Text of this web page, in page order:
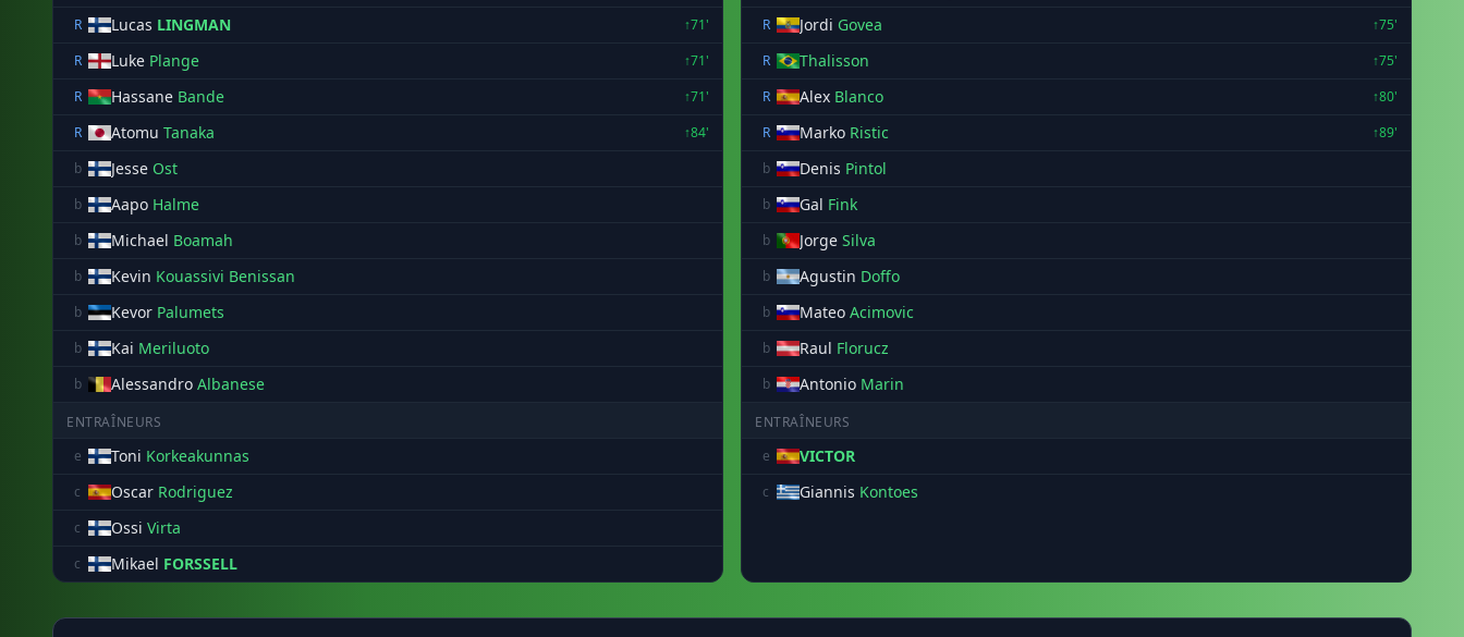
R
Lucas LINGMAN
↑71'
R
Luke Plange
↑71'
R
Hassane Bande
↑71'
R
Atomu Tanaka
↑84'
b
Jesse Ost
b Aapo Halme
b Michael Boamah
b Kevin Kouassivi Benissan
b Kevor Palumets
b Kai Meriluoto
b Alessandro Albanese
ENTRAÎNEURS
e
Toni Korkeakunnas
c Oscar Rodriguez
c Ossi Virta
c Mikael FORSSELL
R
Jordi Govea
↑75'
R
Thalisson
↑75'
R
Alex Blanco
↑80'
R
Marko Ristic
↑89'
b
Denis Pintol
b Gal Fink
b Jorge Silva
b Agustin Doffo
b Mateo Acimovic
b Raul Florucz
b Antonio Marin
ENTRAÎNEURS
e
VICTOR
c Giannis Kontoes